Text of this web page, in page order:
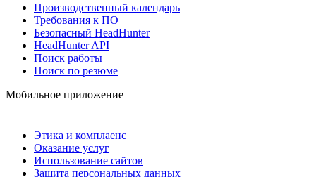
Производственный календарь
Требования к ПО
Безопасный HeadHunter
HeadHunter API
Поиск работы
Поиск по резюме
Мобильное приложение
Этика и комплаенс
Оказание услуг
Использование сайтов
Защита персональных данных